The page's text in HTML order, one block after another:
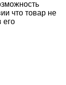
что товар не
его